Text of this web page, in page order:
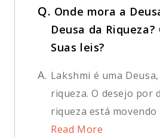
Q. Onde mora a
Deusa da Riqueza?
Suas leis?
A. Lakshmi é uma
riqueza. O desejo por
riqueza está movendo
Read More